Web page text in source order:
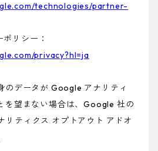
technologies/partner-
リシー：
privacy?hl=ja
のデータが Google アナリティ
を望まない場合は、Google 社の
リティクス オプトアウト アドオ